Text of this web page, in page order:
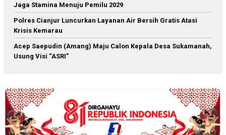
Jaga Stamina Menuju Pemilu 2029
Polres Cianjur Luncurkan Layanan Air Bersih Gratis Atasi
Krisis Kemarau
Acep Saepudin (Amang) Maju Calon Kepala Desa Sukamanah,
Usung Visi “ASRI”